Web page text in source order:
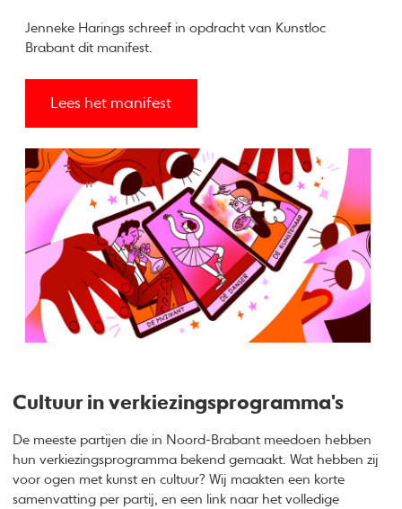
Jenneke Harings schreef in opdracht van Kunstloc
Brabant dit manifest.
Lees het manifest
Cultuur in verkiezingsprogramma's
De meeste partijen die in Noord-Brabant meedoen hebben
hun verkiezingsprogramma bekend gemaakt. Wat hebben zij
voor ogen met kunst en cultuur? Wij maakten een korte
samenvatting per partij, en een link naar het volledige